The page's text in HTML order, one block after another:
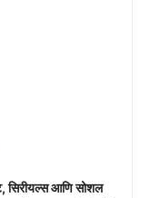
सिरीयल्स आणि सोशल